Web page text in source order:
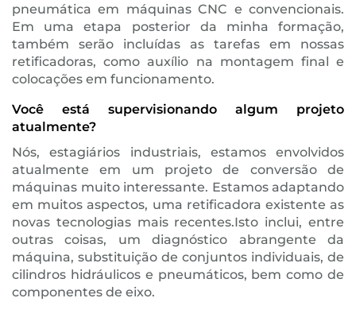
pneumática em máquinas CNC e convencionais.
Em uma etapa posterior da minha formação,
também serão incluídas as tarefas em nossas
retificadoras, como auxílio na montagem final e
colocações em funcionamento.
Você está supervisionando algum projeto
atualmente?
Nós, estagiários industriais, estamos envolvidos
atualmente em um projeto de conversão de
máquinas muito interessante. Estamos adaptando
em muitos aspectos, uma retificadora existente as
novas tecnologias mais recentes.Isto inclui, entre
outras coisas, um diagnóstico abrangente da
máquina, substituição de conjuntos individuais, de
cilindros hidráulicos e pneumáticos, bem como de
componentes de eixo.